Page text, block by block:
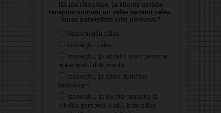
Kā jūs rīkosities, ja klients uzrāda
receptes numuru un vēlas saņemt zāles,
kuras parakstītas citai personai?
Neizsniegšu zāles.
Izsniegšu zāles.
Izsniegšu, ja uzrādīs savu personu
apliecinošu dokumentu.
Izsniegšu, ja zāles domātas
radiniekam.
Izsniegšu, ja klients nosauks tā
cilvēka personas kodu, kam zāles